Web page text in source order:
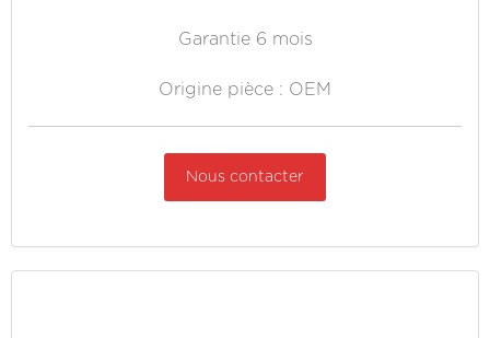
Garantie 6 mois
Origine pièce : OEM
Nous contacter